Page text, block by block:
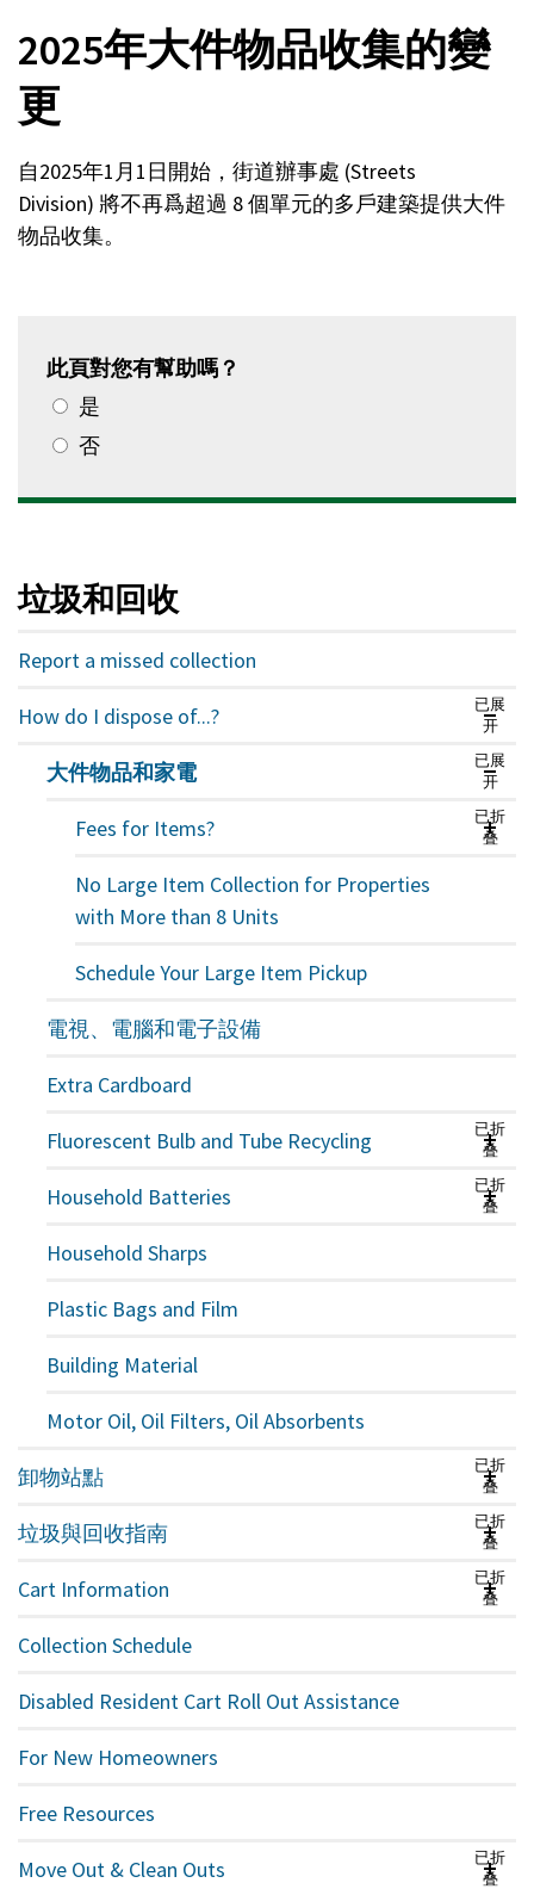
2025年大件物品收集的變
更
自2025年1月1日開始，街道辦事處 (Streets
Division) 將不再爲超過 8 個單元的多戶建築提供大件
物品收集。
此頁對您有幫助嗎？
是
否
垃圾和回收
Report a missed collection
How do I dispose of...?
已展
开
大件物品和家電
已展
开
Fees for Items?
已折
叠
No Large Item Collection for Properties
with More than 8 Units
Schedule Your Large Item Pickup
電視、電腦和電子設備
Extra Cardboard
Fluorescent Bulb and Tube Recycling
已折
叠
Household Batteries
已折
叠
Household Sharps
Plastic Bags and Film
Building Material
Motor Oil, Oil Filters, Oil Absorbents
卸物站點
已折
叠
垃圾與回收指南
已折
叠
Cart Information
已折
叠
Collection Schedule
Disabled Resident Cart Roll Out Assistance
For New Homeowners
Free Resources
Move Out & Clean Outs
已折
叠